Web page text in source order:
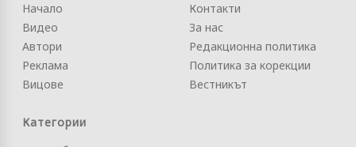
Начало
Видео
Автори
Реклама
Вицове
Контакти
За нас
Редакционна политика
Политика за корекции
Вестникът
Категории